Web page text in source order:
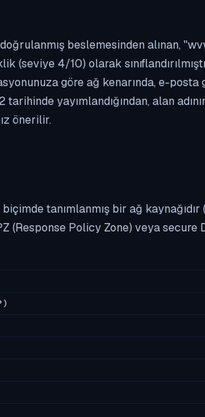
doğrulanmış beslemesinden alınan,
(seviye 4/10) olarak
göre ağ kenarında, e-
yayımlandığından, alan
önerilir.
tanımlanmış bir ağ
(Response Policy Zone) veya